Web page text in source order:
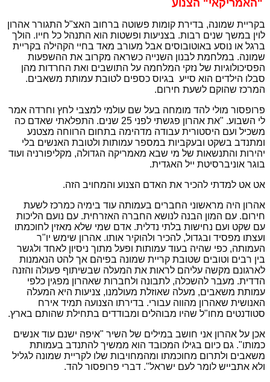
"האמריקאי" הצנוע
בקריית שמונה, בדירת קומות פשוטה ברחוב האצ"ל התגורר אהרון
לוין במשך שנים רבות. בצניעות ופשטות הוא התנהל כל חייו. הולך
ברגל או נוסע באוטובוסים אבל מעורב מאד בחיי הקהילה בקריית
שמונה. במלחמת לבנון השנייה כשראה מקרוב את ההשפעות
הפסיכולוגיות של נזקי המלחמה על התושבים ואת החרדות מהן
סבלו הילדים הוא סייע בגיוס כספים לטובת עמותת משאבים.
המרכז שהוקם לשעת חירום.
פרופסור מולי להד מומחה בעל שם עולמי למצבי לחץ וחרדה אמר
לי השבוע. "את אהרון פגשתי לפני 25 שנים. התפלאתי שאדם כה
משכיל ועם היסטורית עבודה מדהימה בתחום הרווחה מצטנע
ומתנדב בשקט ובעקביות במספר עמותות ולטובת האנשים בלי
יהירות והתנשאות של מי שבא מאמריקה הגדולה, מקליפורניה ועוד
בוגר אוניברסיטת ייל האגדית.
אט אט למדתי להכיר את האדם הצנוע והמחויב הזה.
אהרון היה מראשוני החברים בעמותה עוד בימיה כמרכז לשעת
חירום. עם המון הבנה לנושא החברה האזרחית. עם נועם הליכות
עם שקט ועם נחישות בלתי נדלית. אדם שמי שלא מאזין לחוכמתו
ועצתו מפסיד ובגדול, להכיר ולהוקיר אותו. אהרון שימש יו"ר
העמותה, כפי שהיה בעוד עמותות ופעל מתוך ניסיון לאחד ולגשר
בין רבים וטובים שטובת קריית שמונה בפיהם אך להט הנאמנות
לארגונם מקשה עליהם לראות את המעלה שבשיתוף פעולה והזנה
הדדית. מעבר להשכלה, לתבונה ולחברות שאהרון מפגין כלפי
עמותת משאבים, מעלה שאוזלת מעולמנו, צניעות היא המעלה
האנושית שאהרון מהווה עבורי. בדירתו הצנועה תמיד אירח
סטודנטים מחו"ל שהיו מבוהלים ומבודדים בתחילת שהותם בארץ.
אכן על אהרון אני חושב במילים של השיר "איפה ישנם עוד אנשים
כמותו". גם כיום בגילו המכובד הוא ממשיך להתנדב בעמותת
משאבים ולתרום מחוכמתו ומהמחויבות שלו לקריית שמונה לגליל
ולא אתבייש לומר לעם ישראל". דברי פרופסור להד.